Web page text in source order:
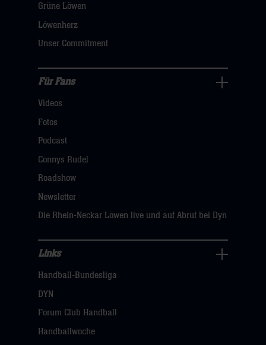
öffnen,
dann
klicken
hier
Grüne Löwen
Löwenherz
Unser Commitment
Fans
Navigation
öffnen,
hier
Für Fans
Videos
Fotos
Podcast
Connys Rudel
Roadshow
Newsletter
Die Rhein-Neckar Löwen live und auf Abruf bei Dyn
Navigation
öffnen,
dann
Links
Handball-Bundesliga
DYN
Forum Club Handball
Handballwoche